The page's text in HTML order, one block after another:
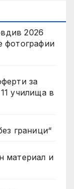
2026
фотографии
за
училища в
граници“
материал и